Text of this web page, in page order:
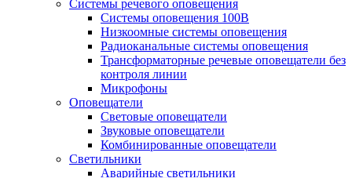
Системы речевого оповещения
Системы оповещения 100В
Низкоомные системы оповещения
Радиоканальные системы оповещения
Трансформаторные речевые оповещатели без
контроля линии
Микрофоны
Оповещатели
Световые оповещатели
Звуковые оповещатели
Комбинированные оповещатели
Светильники
Аварийные светильники